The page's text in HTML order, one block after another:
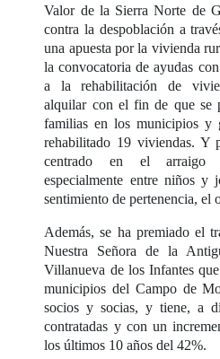
Valor de la Sierra Norte de
contra la despoblación a
una apuesta por la vivienda
la convocatoria de ayudas
a la rehabilitación de
alquilar con el fin de que se
familias en los municipios y
rehabilitado 19 viviendas. Y
centrado en el arraigo
especialmente entre niños y
sentimiento de pertenencia, el
Además, se ha premiado el
Nuestra Señora de la
Villanueva de los Infantes
municipios del Campo de
socios y socias, y tiene, a
contratadas y con un
los últimos 10 años del 42%.